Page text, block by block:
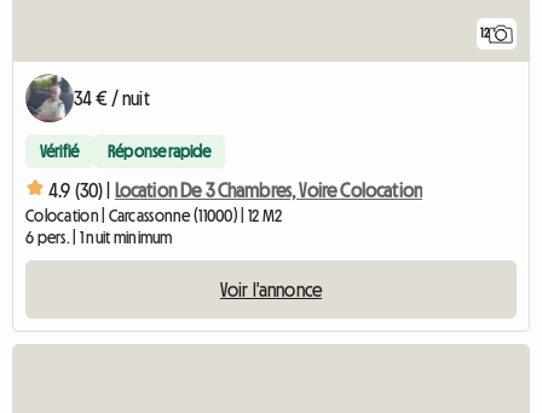
12
34 € / nuit
Vérifié Réponse rapide
4.9 (30) | Location De 3 Chambres, Voire Colocation
Colocation | Carcassonne (11000) | 12 M2
6 pers. | 1 nuit minimum
Voir l'annonce